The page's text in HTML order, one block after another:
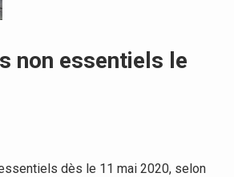
non essentiels le
dès le 11 mai 2020, selon